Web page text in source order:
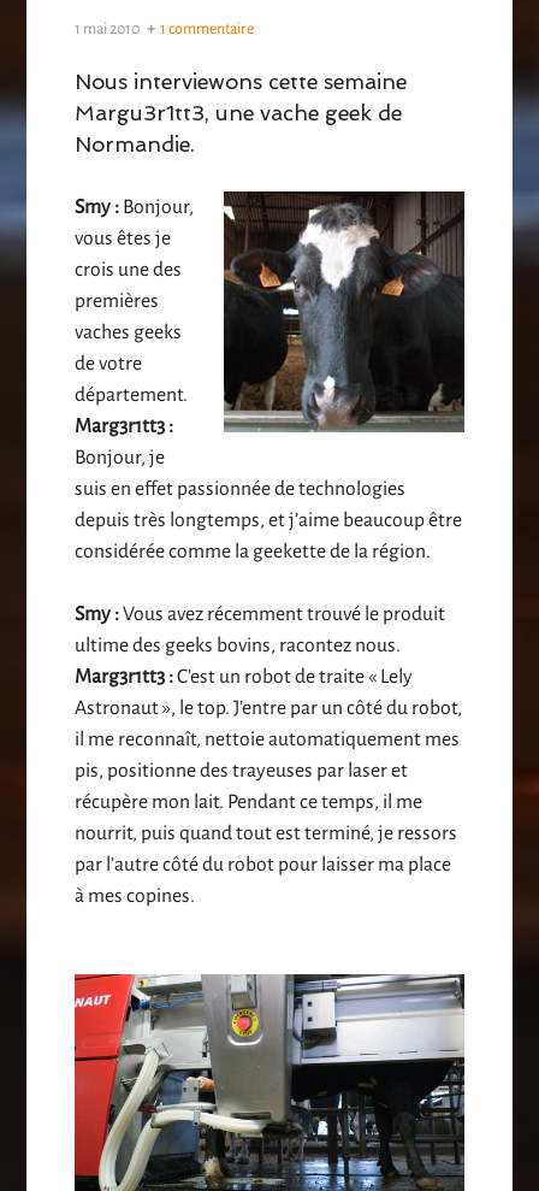
1 mai 2010 1 commentaire
Nous interviewons cette semaine
Margu3r1tt3, une vache geek de
Normandie.
Smy : Bonjour,
vous êtes je
crois une des
premières
vaches geeks
de votre
département.
Marg3r1tt3 :
Bonjour, je
suis en effet passionnée de technologies
depuis très longtemps, et j’aime beaucoup être
considérée comme la geekette de la région.
Smy :Vous avez récemment trouvé le produit
ultime des geeks bovins, racontez nous.
Marg3r1tt3 :C’est un robot de traite « Lely
Astronaut », le top. J’entre par un côté du robot,
il me reconnaît, nettoie automatiquement mes
pis, positionne des trayeuses par laser et
récupère mon lait. Pendant ce temps, il me
nourrit, puis quand tout est terminé, je ressors
par l’autre côté du robot pour laisser ma place
à mes copines.